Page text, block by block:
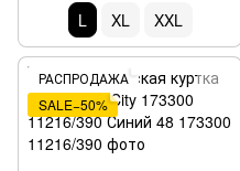
L XL XXL
РАСПРОДАЖА
SALE−50%